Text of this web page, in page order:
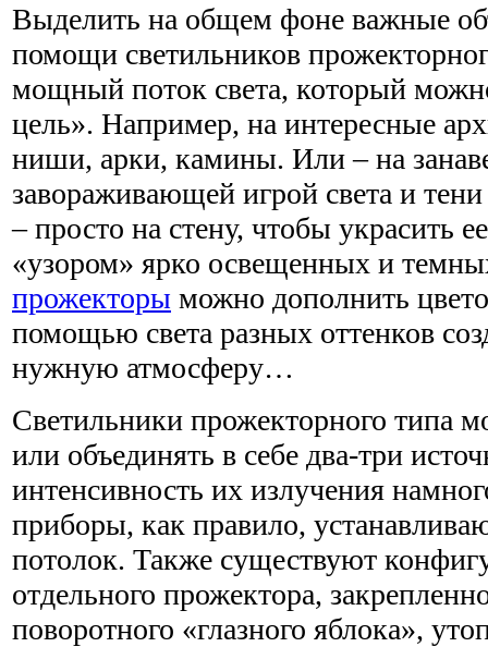
Выделить на общем фоне важные
помощи светильников
мощный поток света, который
цель». Например, на интересные
ниши, арки, камины. Или – на
завораживающей игрой света и
– просто на стену, чтобы украсить
«узором» ярко освещенных и
прожекторы можно дополнить
помощью света разных оттенков
нужную атмосферу…
Светильники прожекторного типа
или объединять в себе два-три
интенсивность их излучения
приборы, как правило,
потолок. Также существуют
отдельного прожектора,
поворотного «глазного яблока»,